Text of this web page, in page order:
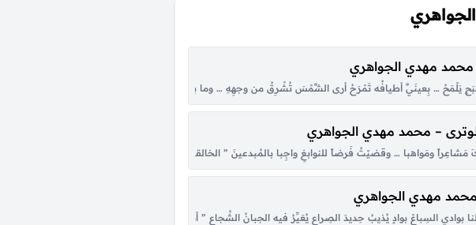
زُبَدِ الوعود … يُدَافُ في عَسَل ِ الكلامِ نامي تَزُرْكِ عرائسُ الأحلامِ … في جُنْحِ الظلامِ تَتَنَوَّري قُرْصَ الرغيفِ …
مهدي الجواهري
يَلْمَحُ … بِعينَيَّ أطيافُه تَمْرَحُ أرى الشَّمْسَ تُشْرِقُ من وجهِهِ … وما بينَ أثوابِه تجنح رضيِّ السّماتِ ، كأنَّ الضَّمير …
دَمارُ على حُماةِ … دمارِهم ، أطبق تَباب أطبق جَزاءُ على بُناةِ … قُبورِهم أطبق عِقاب أطبق نعيبُ ، يُجِبْ
– محمد مهدي الجواهري
ومَواهبا … وقضيْتُ فَرضاً للنوابغِ واجِبا بالمُبدعينَ ” الخالقينَ ” تنوَّرَتْ … شتَّى عوالمَ كُنَّ قبلُ خرائبا شرفاً ”
ملاَّحه برمتُ فليتَ الرد ى عاصفٌ … بهذا الشباب فيجتاحه أموتُ وجهدُ الحياةِ اللذيذ … تطوفُ بعينيَّ
مهدي الجواهري
بوادي السِباعْ بوادٍ يُذيبُ حِديدَ الصِراع يُعَيِّرُ فيه الجبانُ الشُجاع ” أنيتُ ” لقد حانَ يومُ الوداع إليَّ إليَّ حبيبي